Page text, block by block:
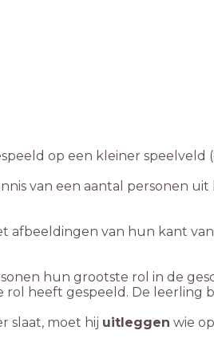
op een kleiner speelveld
van een aantal personen
afbeeldingen van hun kant
hun grootste rol in de
heeft gespeeld. De leerling
slaat, moet hij uitleggen wie